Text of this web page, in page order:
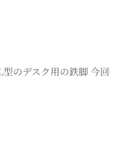
のデスク用の鉄脚 今回